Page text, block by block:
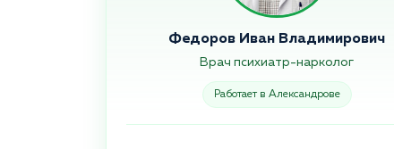
Федоров Иван Владимирович
Врач психиатр-нарколог
Работает в Александрове